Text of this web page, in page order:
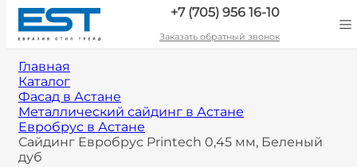
+7 (705) 956 16-10
Заказать обратный звонок
Главная
Каталог
Фасад в Астане
Металлический сайдинг в Астане
Евробрус в Астане
Сайдинг Евробрус Printech 0,45 мм, Беленый
дуб